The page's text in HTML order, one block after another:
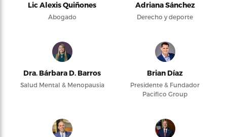
Lic Alexis Quiñones
Abogado
Adriana Sánchez
Derecho y deporte
Dra. Bárbara D. Barros
Salud Mental & Menopausia
Brian Díaz
Presidente & Fundador
Pacifico Group